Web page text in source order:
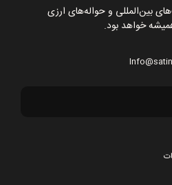
بین‌المللی و حواله‌های ارزی
خواهد بود.